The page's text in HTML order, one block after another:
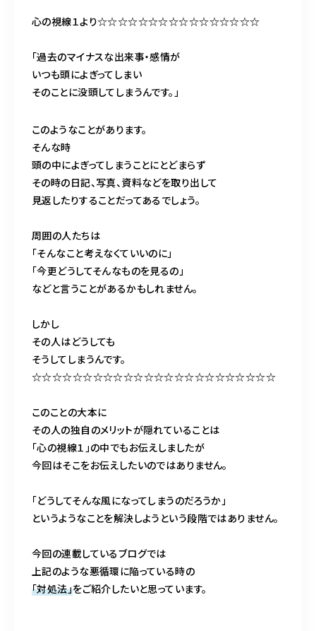
心の視線１より☆☆☆☆☆☆☆☆☆☆☆☆☆☆☆☆
「過去のマイナスな出来事・感情が
いつも頭によぎってしまい
そのことに没頭してしまうんです。」
このようなことがあります。
そんな時
頭の中によぎってしまうことにとどまらず
その時の日記、写真、資料などを取り出して
見返したりすることだってあるでしょう。
周囲の人たちは
「そんなこと考えなくていいのに」
「今更どうしてそんなものを見るの」
などと言うことがあるかもしれません。
しかし
その人はどうしても
そうしてしまうんです。
☆☆☆☆☆☆☆☆☆☆☆☆☆☆☆☆☆☆☆☆☆☆☆☆
このことの大本に
その人の独自のメリットが隠れていることは
「心の視線１」の中でもお伝えしましたが
今回はそこをお伝えしたいのではありません。
「どうしてそんな風になってしまうのだろうか」
というようなことを解決しようという段階ではありません。
今回の連載しているブログでは
上記のような悪循環に陥っている時の
「対処法」をご紹介したいと思っています。